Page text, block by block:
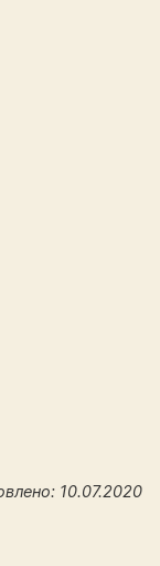
10.07.2020